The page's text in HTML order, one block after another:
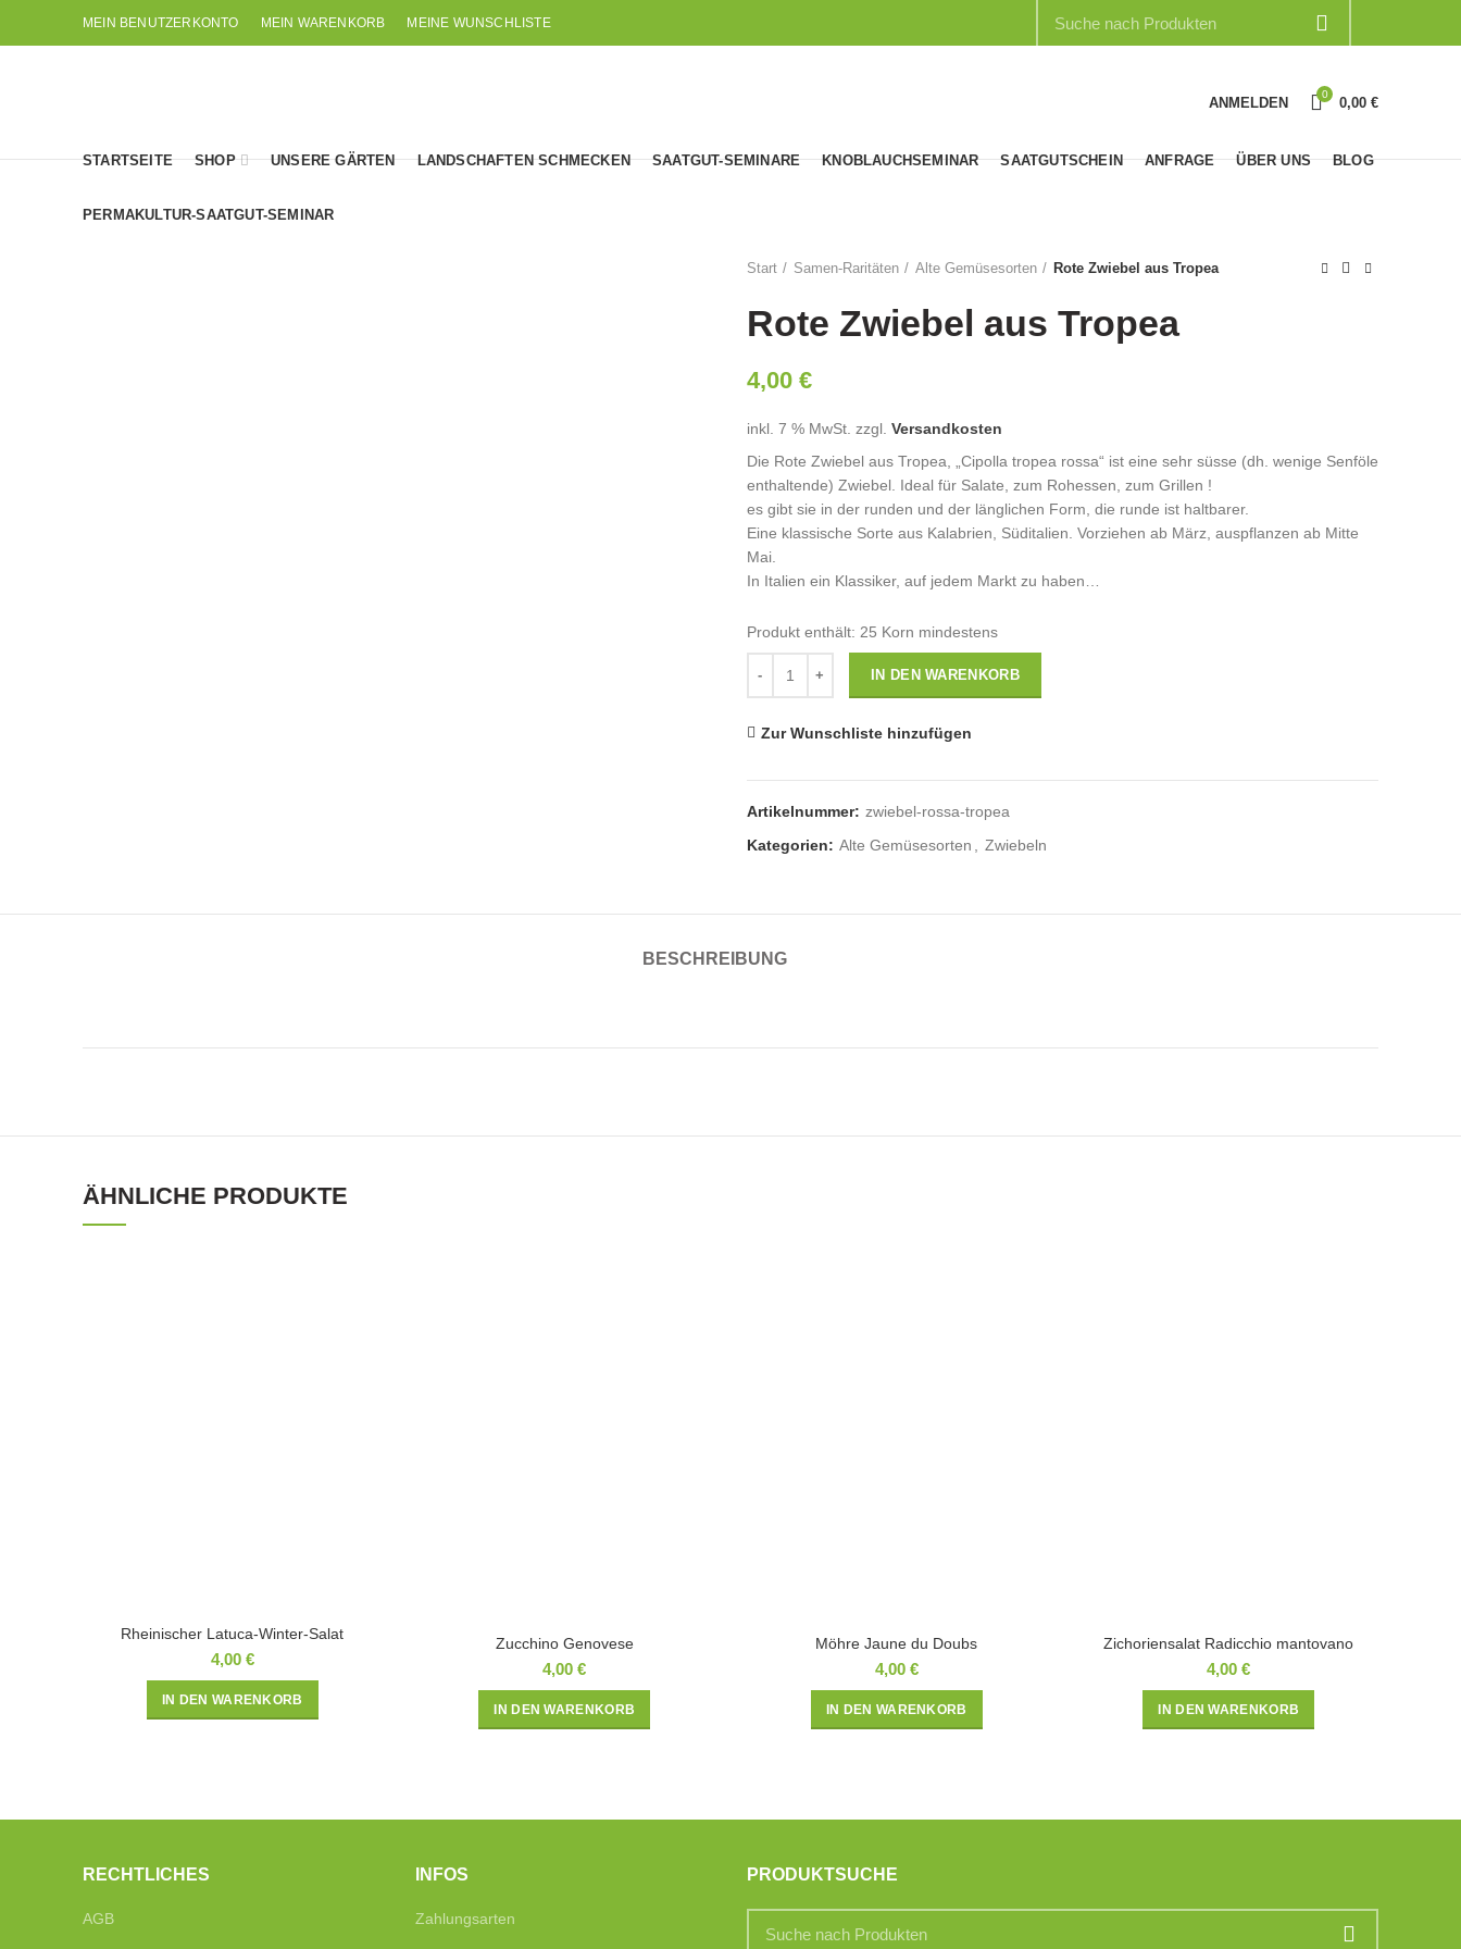
MEIN BENUTZERKONTO MEIN WARENKORB MEINE WUNSCHLISTE
ANMELDEN 0 0,00 €
STARTSEITE SHOP UNSERE GÄRTEN LANDSCHAFTEN SCHMECKEN SAATGUT-SEMINARE KNOBLAUCHSEMINAR SAATGUTSCHEIN ANFRAGE ÜBER UNS BLOG
PERMAKULTUR-SAATGUT-SEMINAR
Start Samen-Raritäten Alte Gemüsesorten Rote Zwiebel aus Tropea
Rote Zwiebel aus Tropea
4,00 €
inkl. 7 % MwSt. zzgl. Versandkosten
Die Rote Zwiebel aus Tropea, „Cipolla tropea rossa“ ist eine sehr süsse (dh. wenige Senföle
enthaltende) Zwiebel. Ideal für Salate, zum Rohessen, zum Grillen !
es gibt sie in der runden und der länglichen Form, die runde ist haltbarer.
Eine klassische Sorte aus Kalabrien, Süditalien. Vorziehen ab März, auspflanzen ab Mitte
Mai.
In Italien ein Klassiker, auf jedem Markt zu haben…
Produkt enthält: 25 Korn mindestens
IN DEN WARENKORB
Zur Wunschliste hinzufügen
Artikelnummer: zwiebel-rossa-tropea
Kategorien: Alte Gemüsesorten Zwiebeln
BESCHREIBUNG
ÄHNLICHE PRODUKTE
Rheinischer Latuca-Winter-Salat
4,00 €
IN DEN WARENKORB
Zucchino Genovese
4,00€
IN DEN WARENKORB
Möhre Jaune du Doubs
4,00 €
IN DEN WARENKORB
Zichoriensalat Radicchio mantovano
4,00€
IN DEN WARENKORB
RECHTLICHES
AGB
INFOS
Zahlungsarten
PRODUKTSUCHE